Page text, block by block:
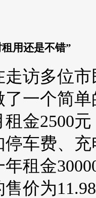
用还是不错”
多位市
了一个简
租金2500
停车费、
租金
价为